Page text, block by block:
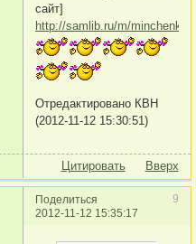
сайт]
http://samlib.ru/m/
Отредактировано КВН
(2012-11-12 15:30:51)
Цитировать Вверх
Поделиться
9
2012-11-12 15:35:17